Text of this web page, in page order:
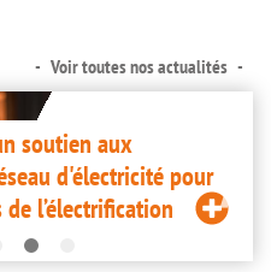
Voir toutes nos actualités
soutien aux
d'électricité pour
l’électrification